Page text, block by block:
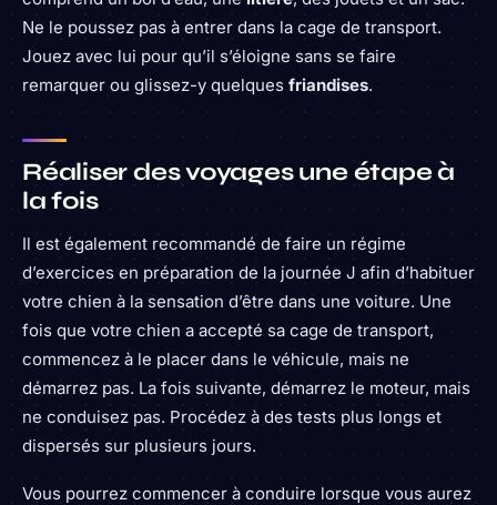
Ne le poussez pas à entrer dans la cage de transport.
Jouez avec lui pour qu’il s’éloigne sans se faire
remarquer ou glissez-y quelques friandises.
Réaliser des voyages une étape à
la fois
Il est également recommandé de faire un régime
d’exercices en préparation de la journée J afin d’habituer
votre chien à la sensation d’être dans une voiture. Une
fois que votre chien a accepté sa cage de transport,
commencez à le placer dans le véhicule, mais ne
démarrez pas. La fois suivante, démarrez le moteur, mais
ne conduisez pas. Procédez à des tests plus longs et
dispersés sur plusieurs jours.
Vous pourrez commencer à conduire lorsque vous aurez